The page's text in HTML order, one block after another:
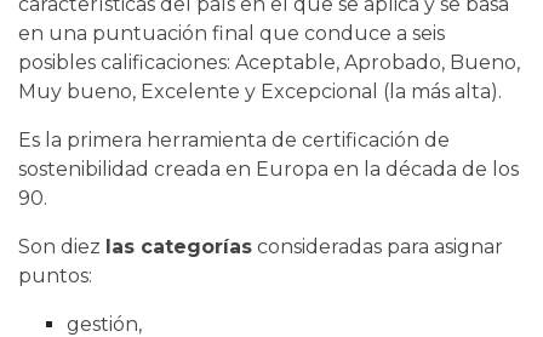
en una puntuación final que conduce a seis
posibles calificaciones: Aceptable, Aprobado, Bueno,
Muy bueno, Excelente y Excepcional (la más alta).
Es la primera herramienta de certificación de
sostenibilidad creada en Europa en la década de los
90.
Son diez las categorías consideradas para asignar
puntos:
gestión,